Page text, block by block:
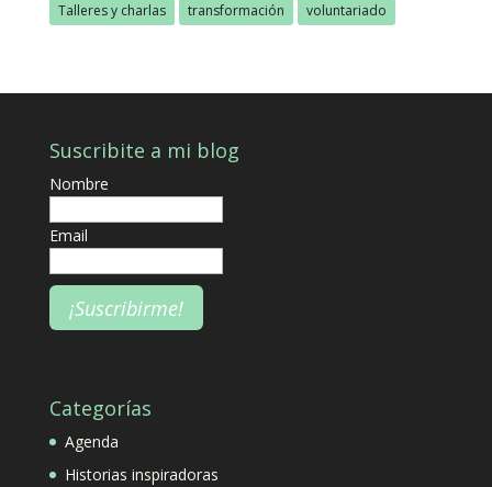
Talleres y charlas
transformación voluntariado
Suscribite a mi blog
Nombre
Email
Categorías
Agenda
Historias inspiradoras